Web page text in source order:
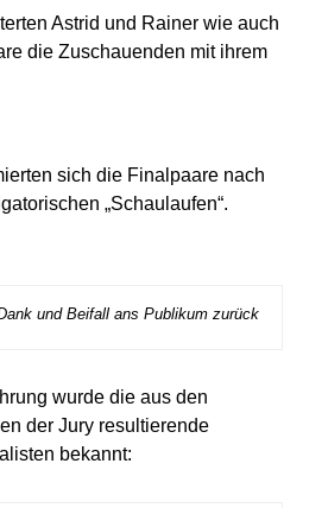
Astrid und Rainer wie auch
die Zuschauenden mit ihrem
sich die Finalpaare nach
„Schaulaufen“.
und Beifall ans Publikum zurück
wurde die aus den
der Jury resultierende
bekannt: